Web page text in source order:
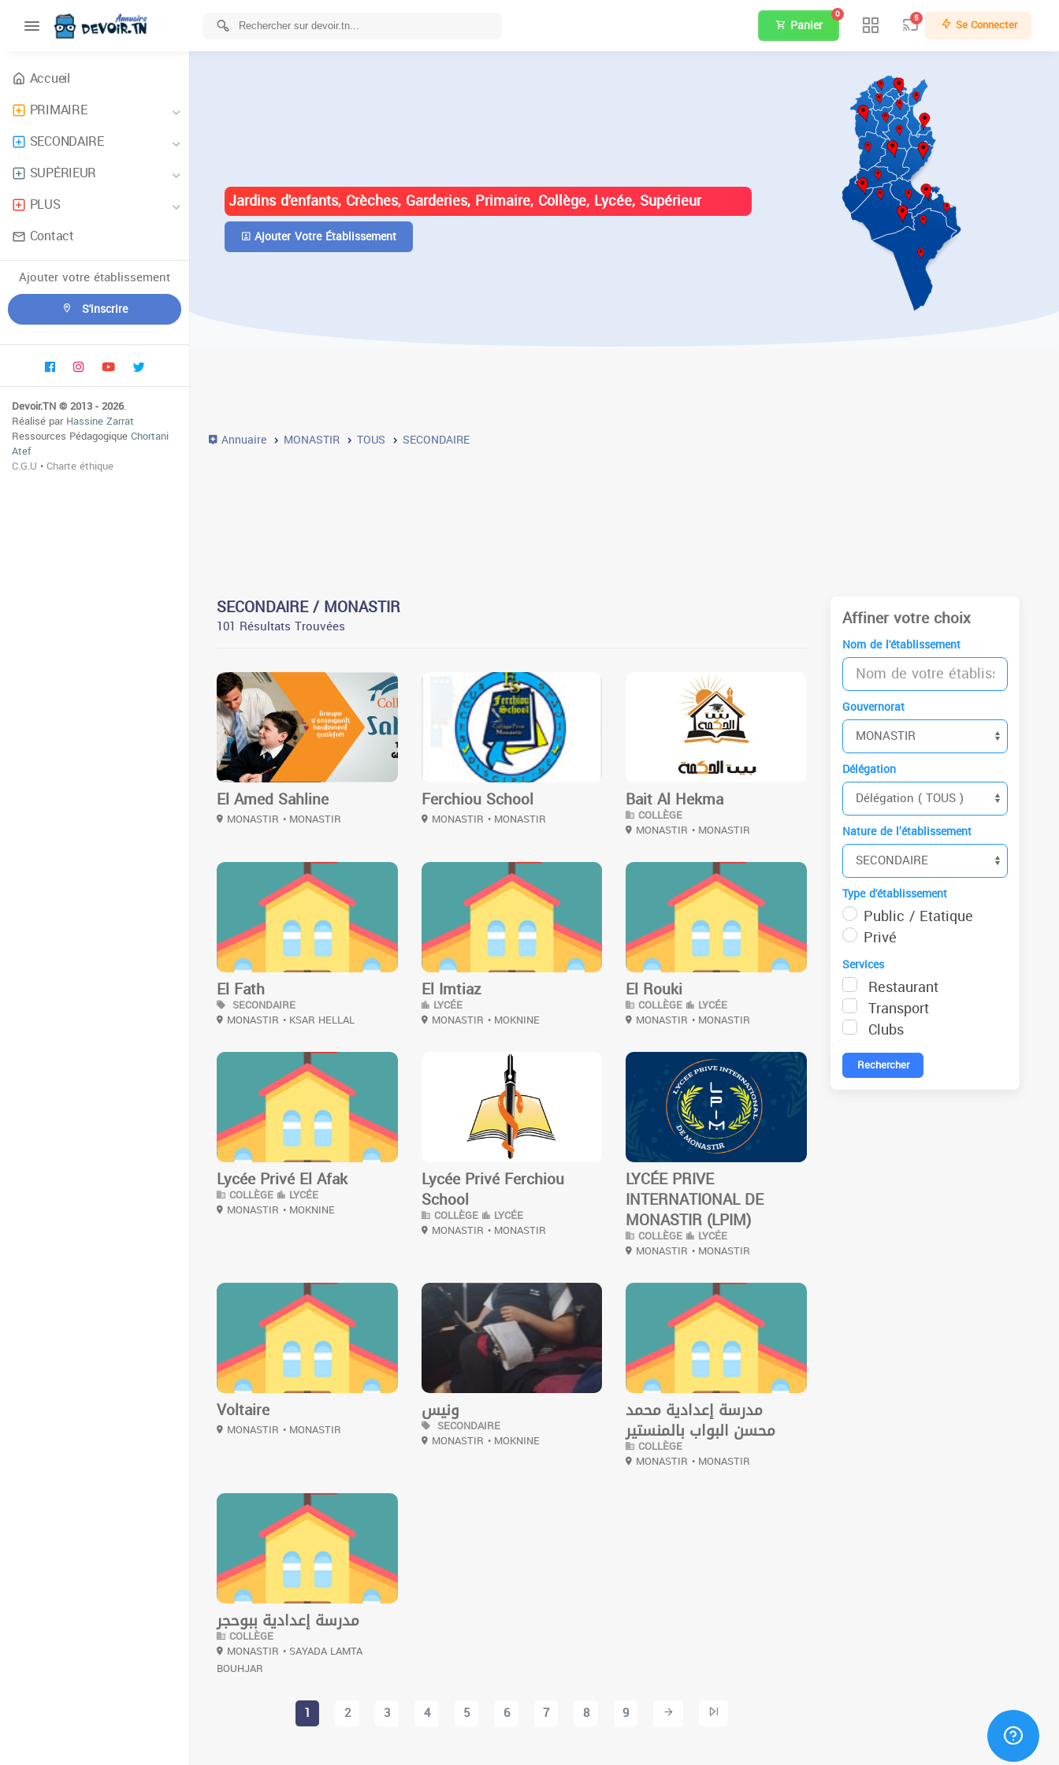
Accueil
PRIMAIRE
SECONDAIRE
SUPÉRIEUR
PLUS
Contact
Ajouter votre établissement
S'inscrire
Devoir.TN © 2013 - 2026.
Réalisé parHassine Zarrat
Ressources PédagogiqueChortani
Atef
C.G.U •Charte éthique
Panier
0 5 Se Connecter
Jardins d'enfants, Crèches, Garderies, Primaire, Collège, Lycée, Supérieur
Ajouter Votre Établissement
Annuaire MONASTIR TOUS SECONDAIRE
SECONDAIRE / MONASTIR
101 Résultats Trouvées
3
El Amed Sahline
MONASTIR • MONASTIR
Ferchiou School
MONASTIR • MONASTIR
Bait Al Hekma
COLLÈGE
MONASTIR • MONASTIR
El Fath
SECONDAIRE
MONASTIR • KSAR HELLAL
El Imtiaz
LYCÉE
MONASTIR • MOKNINE
El Rouki
COLLÈGE LYCÉE
MONASTIR • MONASTIR
Lycée Privé El Afak
COLLÈGE LYCÉE
MONASTIR • MOKNINE
Lycée Privé Ferchiou
School
COLLÈGE LYCÉE
MONASTIR • MONASTIR
LYCÉE PRIVE
INTERNATIONAL DE
MONASTIR (LPIM)
COLLÈGE LYCÉE
MONASTIR • MONASTIR
Voltaire
MONASTIR • MONASTIR
0
ونيس
SECONDAIRE
MONASTIR • MOKNINE
مدرسة إعدادية محمد
محسن البواب بالمنستير
COLLÈGE
MONASTIR • MONASTIR
مدرسة إعدادية ببوحجر
COLLÈGE
MONASTIR • SAYADA LAMTA
BOUHJAR
1 2 3 4 5 6 7 8 9
Affiner votre choix
Nom de l'établissement
Gouvernorat
Délégation
Nature de l’établissement
Type d'établissement
Public / Etatique
Privé
Services
Restaurant
Transport
Clubs
Rechercher